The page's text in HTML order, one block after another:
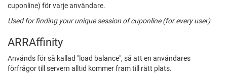
cuponline) för varje användare.
Used for finding your unique session of cuponline (for every user)
ARRAffinity
Används för så kallad "load balance", så att en användares
förfrågor till servern alltid kommer fram till rätt plats.